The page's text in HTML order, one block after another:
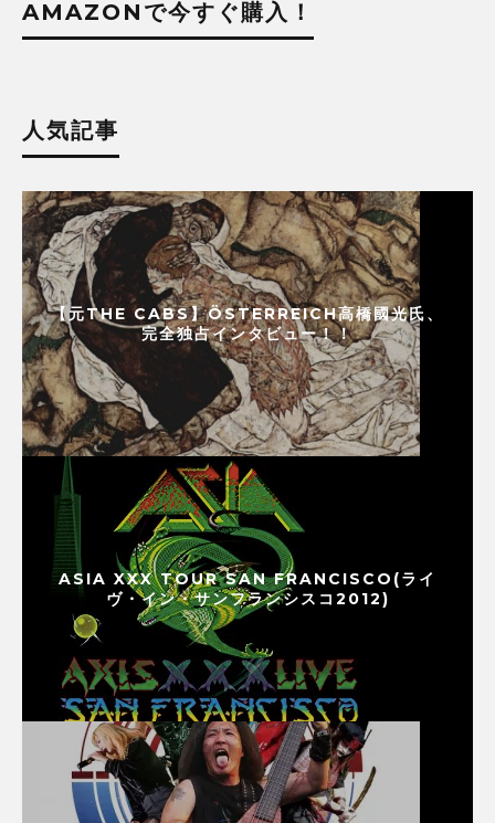
AMAZONで今すぐ購入！
人気記事
【元THE CABS】ÖSTERREICH高橋國光氏、
完全独占インタビュー！！
ASIA XXX TOUR SAN FRANCISCO(ライ
ヴ・イン・サンフランシスコ2012)